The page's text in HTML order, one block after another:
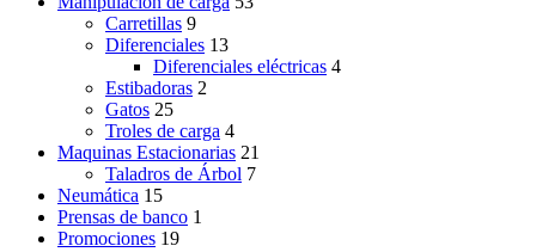
Carretillas 9
Diferenciales 13
Diferenciales eléctricas 4
Estibadoras 2
Gatos 25
Troles de carga 4
Maquinas Estacionarias 21
Taladros de Árbol 7
Neumática 15
Prensas de banco 1
Promociones 19